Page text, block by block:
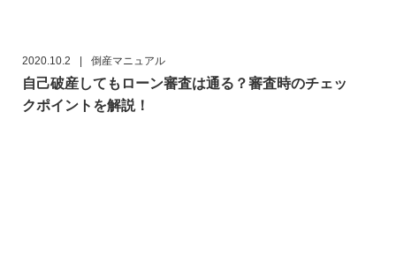
2020.10.2 | 倒産マニュアル
自己破産してもローン審査は通る？審査時のチェッ
クポイントを解説！